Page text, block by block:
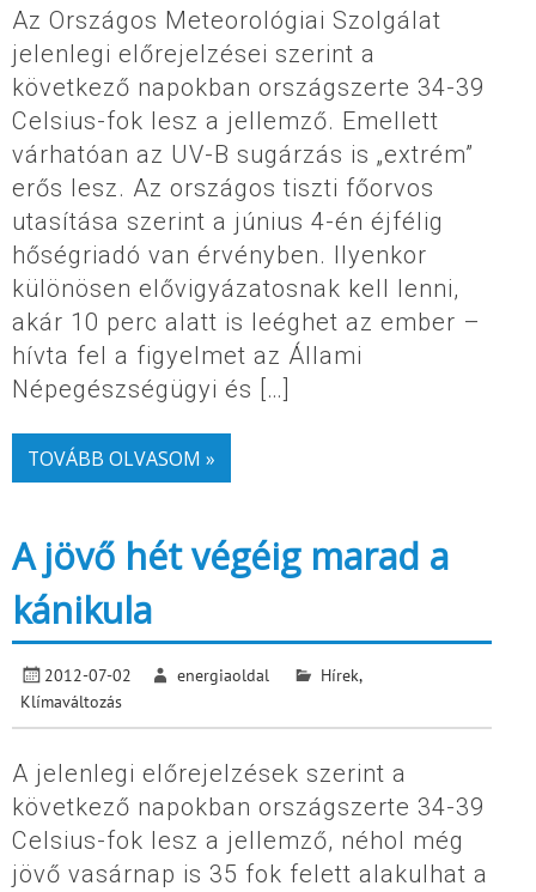
Az Országos Meteorológiai Szolgálat
jelenlegi előrejelzései szerint a
következő napokban országszerte 34-39
Celsius-fok lesz a jellemző. Emellett
várhatóan az UV-B sugárzás is „extrém”
erős lesz. Az országos tiszti főorvos
utasítása szerint a június 4-én éjfélig
hőségriadó van érvényben. Ilyenkor
különösen elővigyázatosnak kell lenni,
akár 10 perc alatt is leéghet az ember –
hívta fel a figyelmet az Állami
Népegészségügyi és […]
TOVÁBB OLVASOM »
A jövő hét végéig marad a
kánikula
2012-07-02 energiaoldal Hírek,
Klímaváltozás
A jelenlegi előrejelzések szerint a
következő napokban országszerte 34-39
Celsius-fok lesz a jellemző, néhol még
jövő vasárnap is 35 fok felett alakulhat a